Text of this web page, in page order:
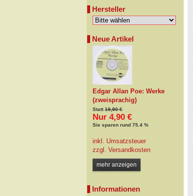
Hersteller
Neue Artikel
Edgar Allan Poe: Werke
(zweisprachig)
Statt19,90 €
Nur 4,90 €
Sie sparen rund 75.4 %
inkl. Umsatzsteuer
zzgl. Versandkosten
mehr anzeigen
Informationen